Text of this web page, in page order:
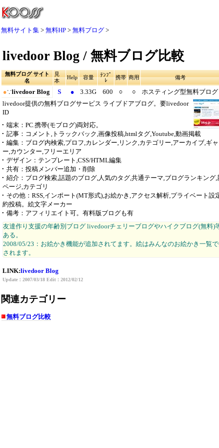
無料サイト集 無料HP 無料ブログ
livedoor Blog / 無料ブログ比較
無料ブログ サイト
名
見
本
Help 容量
ﾃﾝﾌﾟ
ﾚ
携帯 商用 備考
●∵livedoor Blog S ● 3.33G 600 ○ ○
ホスティング型無料ブログ
livedoor提供の無料ブログサービス ライブドアブログ。要livedoor
ID
端末 ：PC.携帯(モブログ)両対応。
記事 ：コメント,トラックバック,画像投稿,htmlタグ,Youtube,動画掲載
編集 ：ブログ内検索,プロフ,カレンダー,リンク,カテゴリー,アーカイブ,ギ
ー,カウンター,フリーエリア
デザイン ：テンプレート,CSS/HTML編集
共有 ：投稿メンバー追加・削除
紹介 ：ブログ検索,話題のブログ,人気のタグ,共通テーマ,ブログランキング,
ページ,カテゴリ
その他 ：RSS,インポート(MT形式),お絵かき,アクセス解析,プライベート設
約投稿。絵文字メーカー
備考 ：アフィリエイト可。有料版ブログも有
友達作り支援の年齢別ブログ livedoorチェリーブログやハイクブログ(無料)
ある。
2008/05/23：お絵かき機能が追加されてます。絵はみんなのお絵かき一覧
されます。
LINK:livedoor Blog
Update：2007/03/18 Edit：2012/02/12
関連カテゴリー
無料ブログ比較